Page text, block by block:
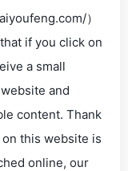
）
if you click on
a small
and
content. Thank
this website is
online, our